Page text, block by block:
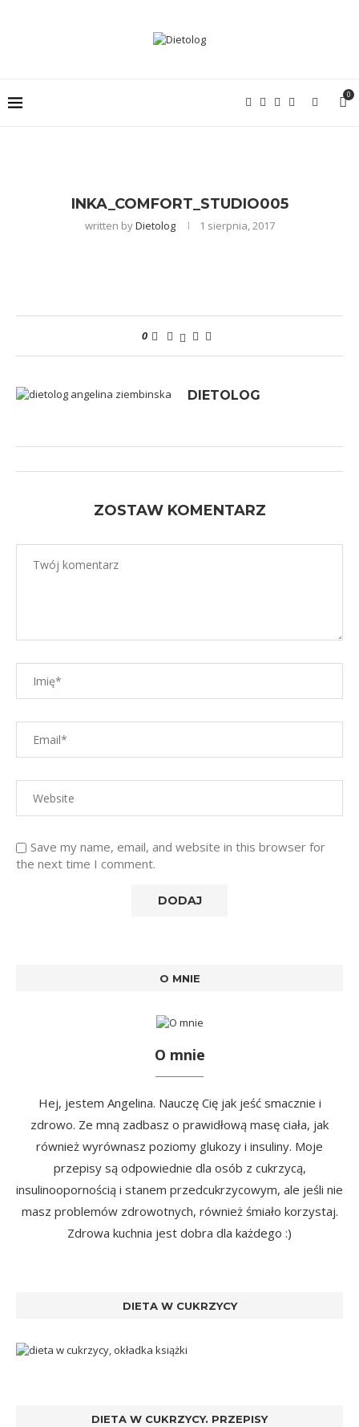
0
INKA_COMFORT_STUDIO005
written byDietolog 1 sierpnia, 2017
0
DIETOLOG
ZOSTAW KOMENTARZ
Save my name, email, and website in this browser for
the next time I comment.
O MNIE
O mnie
Hej, jestem Angelina. Nauczę Cię jak jeść smacznie i
zdrowo. Ze mną zadbasz o prawidłową masę ciała, jak
również wyrównasz poziomy glukozy i insuliny. Moje
przepisy są odpowiednie dla osób z cukrzycą,
insulinoopornością i stanem przedcukrzycowym, ale jeśli nie
masz problemów zdrowotnych, również śmiało korzystaj.
Zdrowa kuchnia jest dobra dla każdego :)
DIETA W CUKRZYCY
DIETA W CUKRZYCY. PRZEPISY